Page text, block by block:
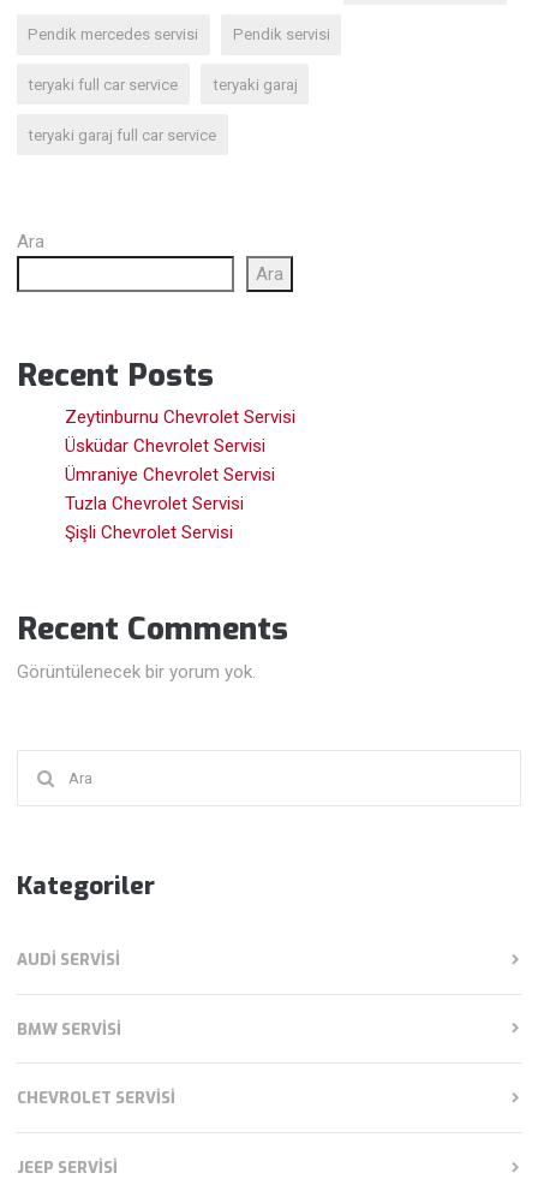
Pendik mercedes servisi Pendik servisi
teryaki full car service teryaki garaj
teryaki garaj full car service
Ara
Ara
Recent Posts
Zeytinburnu Chevrolet Servisi
Üsküdar Chevrolet Servisi
Ümraniye Chevrolet Servisi
Tuzla Chevrolet Servisi
Şişli Chevrolet Servisi
Recent Comments
Görüntülenecek bir yorum yok.
Kategoriler
AUDI SERVISI
BMW SERVISI
CHEVROLET SERVISI
JEEP SERVISI